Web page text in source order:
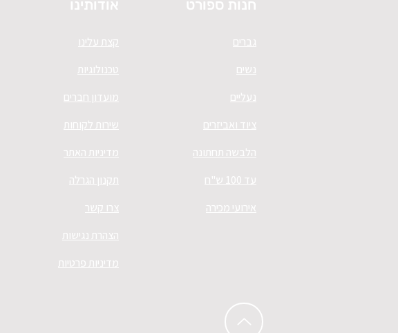
חנות ספורט
גברים
נשים
נעליים
ציוד ואביזרים
הלבשה תחתונה
עד 100 ש"ח
אירועי מכירה
אודותינו
קצת עלינו
טכנולוגיות
מועדון חברים
שירות לקוחות
מדיניות האתר
תקנון הגרלה
צרו קשר
הצהרת נגישות
מדיניות פרטיות